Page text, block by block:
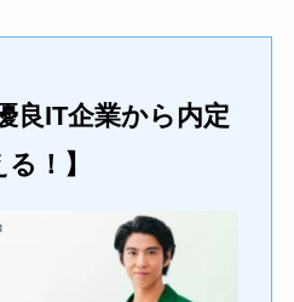
良IT企業から内定
！】